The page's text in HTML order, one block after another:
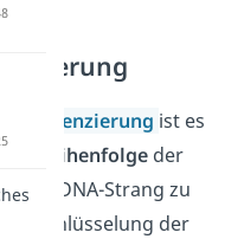
Sequenzierung ist es
Reihenfolge der
im DNA-Strang zu
Entschlüsselung der